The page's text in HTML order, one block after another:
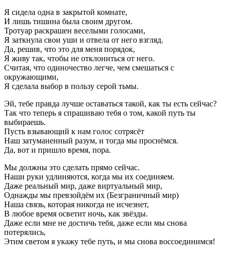
Я сидела одна в закрытой комнате,
И лишь тишина была своим другом.
Тротуар раскрашен веселыми голосами,
Я заткнула свои уши и отвела от него взгляд.
Да, решив, что это для меня порядок,
Я живу так, чтобы не отклониться от него.
Считая, что одиночество легче, чем смешаться с
окружающими,
Я сделала выбор в пользу серой тьмы.
Эй, тебе правда лучше оставаться такой, как ты есть сейчас?
Так что теперь я спрашиваю тебя о том, какой путь ты
выбираешь.
Пусть взывающий к нам голос сотрясёт
Наш затуманенный разум, и тогда мы проснёмся.
Да, вот и пришло время, пора.
Мы должны это сделать прямо сейчас.
Наши руки удлиняются, когда мы их соединяем.
Даже реальный мир, даже виртуальный мир,
Однажды мы превзойдём их (Безграничный мир)
Наша связь, которая никогда не исчезнет,
В любое время осветит ночь, как звёзды.
Даже если мне не достичь тебя, даже если мы снова
потерялись,
Этим светом я укажу тебе путь, и мы снова воссоединимся!